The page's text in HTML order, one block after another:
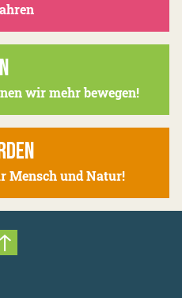
wir mehr bewegen!
Mensch und Natur!
Nach oben scrollen